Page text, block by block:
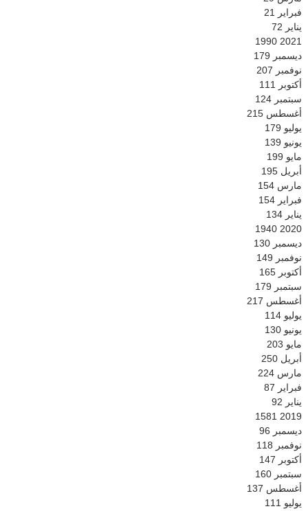
فبراير 21
يناير 72
2021
1990
ديسمبر 179
نوفمبر 207
أكتوبر 111
سبتمبر 124
أغسطس 215
يوليو 179
يونيو 139
مايو 199
أبريل 195
مارس 154
فبراير 154
يناير 134
2020
1940
ديسمبر 130
نوفمبر 149
أكتوبر 165
سبتمبر 179
أغسطس 217
يوليو 114
يونيو 130
مايو 203
أبريل 250
مارس 224
فبراير 87
يناير 92
2019
1581
ديسمبر 96
نوفمبر 118
أكتوبر 147
سبتمبر 160
أغسطس 137
يوليو 111